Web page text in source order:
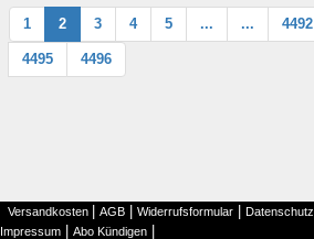
1 2 3 4 5 ... ... 4492
4495 4496
Versandkosten AGB Widerrufsformular Datenschutz
Impressum Abo Kündigen